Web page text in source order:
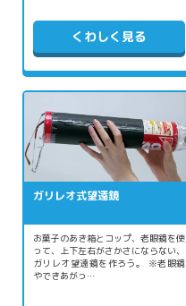
くわしく見る
ガリレオ式望遠鏡
お菓子のあき箱とコップ、老眼鏡を使
って、上下左右がさかさにならない、
ガリレオ望遠鏡を作ろう。 ※老眼鏡
やできあがっ…